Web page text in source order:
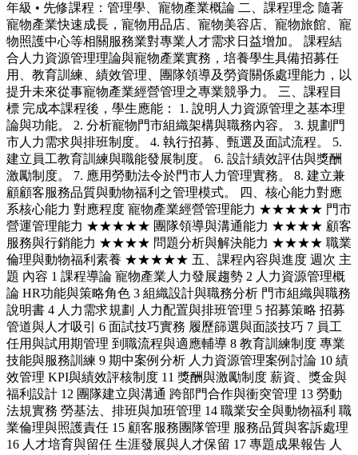
年級 • 先修課程：管理學、寵物產業概論 二、課程理念 隨著
寵物產業快速成長，寵物用品店、寵物美容店、寵物旅館、寵
物照護中心等相關服務業對專業人才需求日益增加。 課程結
合人力資源管理理論與寵物產業實務，培養學生具備招募任
用、教育訓練、績效管理、團隊領導及勞資關係處理能力，以
提升未來從事寵物產業經營管理之專業競爭力。 三、課程目
標 完成本課程後，學生應能： 1. 說明人力資源管理之基本理
論與功能。 2. 分析寵物門市組織架構與職務內容。 3. 規劃門
市人力需求與排班制度。 4. 執行招募、甄選及面試流程。 5.
建立員工教育訓練與職能發展制度。 6. 設計績效評估與獎酬
激勵制度。 7. 應用勞動法令於門市人力管理實務。 8. 建立兼
顧顧客服務品質與動物福利之管理模式。 四、核心能力對應
系核心能力 對應程度 寵物產業經營管理能力 ★★★★★ 門市
營運管理能力 ★★★★★ 團隊領導與溝通能力 ★★★★ 顧客
服務與行銷能力 ★★★★ 問題分析與解決能力 ★★★★ 職業
倫理與動物福利素養 ★★★★★ 五、課程內容與進度 週次 主
題 內容 1 課程導論 寵物產業人力發展趨勢 2 人力資源管理概
論 HR功能與策略角色 3 組織設計與職務分析 門市組織與職務
說明書 4 人力需求規劃 人力配置與排班管理 5 招募策略 招募
管道與人才吸引 6 面試技巧實務 履歷篩選與面談技巧 7 員工
任用與試用期管理 到職流程與適應輔導 8 教育訓練制度 專業
技能與服務訓練 9 期中案例分析 人力資源管理案例討論 10 績
效管理 KPI與績效評核制度 11 獎酬與激勵制度 薪資、獎金與
福利設計 12 團隊建立與溝通 跨部門合作與衝突管理 13 勞動
法規實務 勞基法、排班與加班管理 14 職業安全與動物福利 職
業倫理與照護責任 15 顧客服務團隊管理 服務品質與客訴處理
16 人才培育與留任 生涯發展與人才保留 17 專題成果報告 人